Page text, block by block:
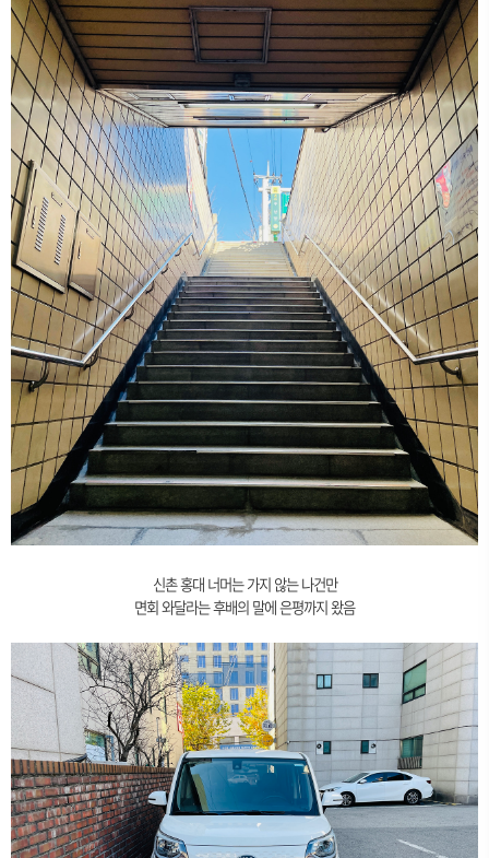
신촌 홍대 너머는 가지 않는 나건만
면회 와달라는 후배의 말에 은평까지 왔음